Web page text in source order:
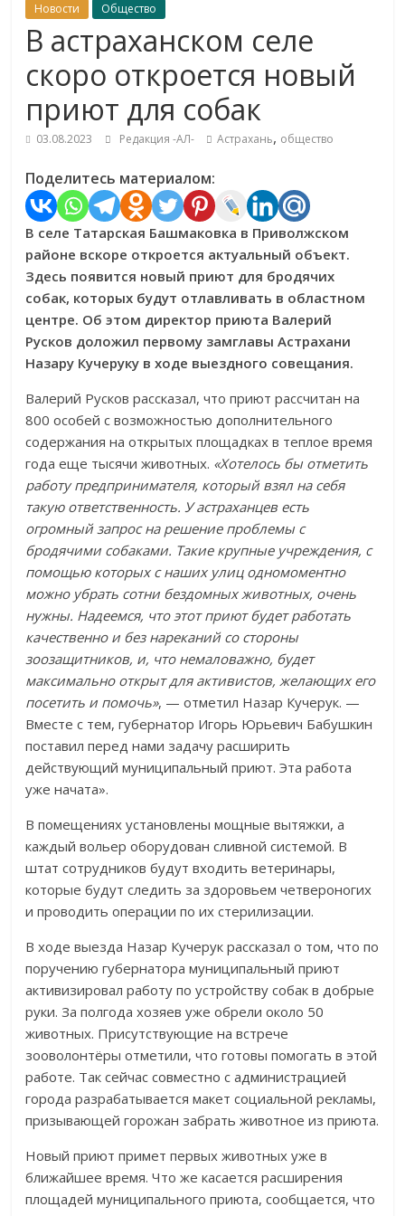
Новости Общество
В астраханском селе
скоро откроется новый
приют для собак
03.08.2023 Редакция -АЛ- Астрахань, общество
Поделитесь материалом:
В селе Татарская Башмаковка в Приволжском
районе вскоре откроется актуальный объект.
Здесь появится новый приют для бродячих
собак, которых будут отлавливать в областном
центре. Об этом директор приюта Валерий
Русков доложил первому замглавы Астрахани
Назару Кучеруку в ходе выездного совещания.
Валерий Русков рассказал, что приют рассчитан на
800 особей с возможностью дополнительного
содержания на открытых площадках в теплое время
года еще тысячи животных. «Хотелось бы отметить
работу предпринимателя, который взял на себя
такую ответственность. У астраханцев есть
огромный запрос на решение проблемы с
бродячими собаками. Такие крупные учреждения, с
помощью которых с наших улиц одномоментно
можно убрать сотни бездомных животных, очень
нужны. Надеемся, что этот приют будет работать
качественно и без нареканий со стороны
зоозащитников, и, что немаловажно, будет
максимально открыт для активистов, желающих его
посетить и помочь», — отметил Назар Кучерук. —
Вместе с тем, губернатор Игорь Юрьевич Бабушкин
поставил перед нами задачу расширить
действующий муниципальный приют. Эта работа
уже начата».
В помещениях установлены мощные вытяжки, а
каждый вольер оборудован сливной системой. В
штат сотрудников будут входить ветеринары,
которые будут следить за здоровьем четвероногих
и проводить операции по их стерилизации.
В ходе выезда Назар Кучерук рассказал о том, что по
поручению губернатора муниципальный приют
активизировал работу по устройству собак в добрые
руки. За полгода хозяев уже обрели около 50
животных. Присутствующие на встрече
зооволонтёры отметили, что готовы помогать в этой
работе. Так сейчас совместно с администрацией
города разрабатывается макет социальной рекламы,
призывающей горожан забрать животное из приюта.
Новый приют примет первых животных уже в
ближайшее время. Что же касается расширения
площадей муниципального приюта, сообщается, что